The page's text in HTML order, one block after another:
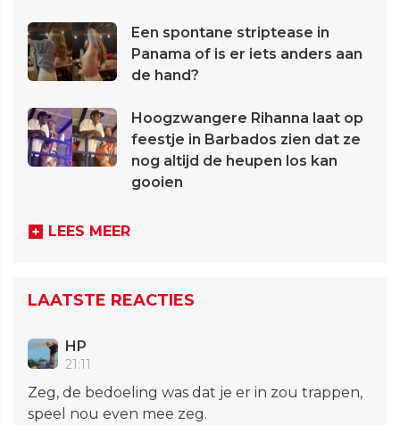
Een spontane striptease in
Panama of is er iets anders aan
de hand?
Hoogzwangere Rihanna laat op
feestje in Barbados zien dat ze
nog altijd de heupen los kan
gooien
LEES MEER
LAATSTE REACTIES
HP
21:11
Zeg, de bedoeling was dat je er in zou trappen,
speel nou even mee zeg.